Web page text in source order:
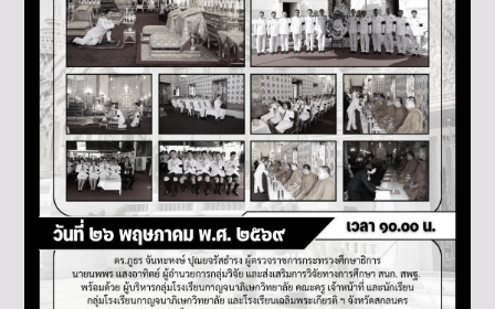
สารโรงเรียน 2569..